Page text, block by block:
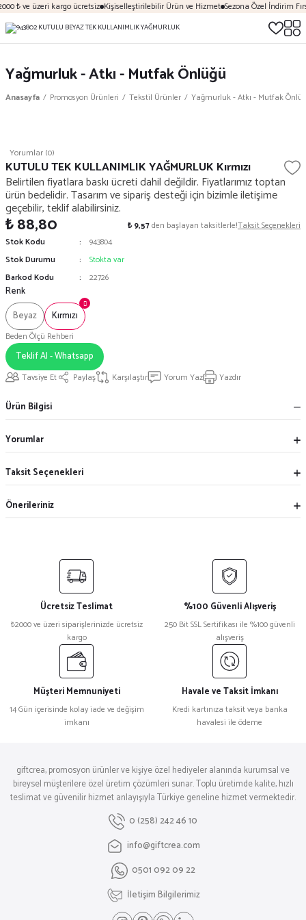
₺ ve üzeri kargo ücretsiz Kişiselleştirilebilir Ürün ve Hizmet Sezona Özel İndirim
Yağmurluk - Atkı - Mutfak Önlüğü
Anasayfa Promosyon Ürünleri Tekstil Ürünler Yağmurluk - Atkı - Mutfak
Yorumlar (0)
KUTULU TEK KULLANIMLIK YAĞMURLUK Kırmızı
Belirtilen fiyatlara baskı ücreti dahil değildir. Fiyatlarımız toptan
ürün bedelidir. Tasarım ve sipariş desteği için bizimle iletişime
geçebilir, teklif alabilirsiniz.
₺ 88,80 ₺ 9,57den başlayan taksitlerle!Taksit Seçenekleri
Stok Kodu
943804
Stok Durumu
Stokta var
Barkod Kodu
22726
Renk
Beyaz
Kırmızı
Beden Ölçü Rehberi
Teklif Al - Whatsapp
Tavsiye Et Paylaş Karşılaştır Yorum Yaz Yazdır
Ürün Bilgisi
Yorumlar
Taksit Seçenekleri
Önerileriniz
Ücretsiz Teslimat
₺2000 ve üzeri siparişlerinizde ücretsiz
kargo
%100 Güvenli Alışveriş
250 Bit SSL Sertifikası ile %100 güvenli
alışveriş
Müşteri Memnuniyeti
14 Gün içerisinde kolay iade ve değişim
imkanı
Havale ve Taksit İmkanı
Kredi kartınıza taksit veya banka
havalesi ile ödeme
giftcrea, promosyon ürünler ve kişiye özel hediyeler alanında kurumsal ve
bireysel müşterilere özel üretim çözümleri sunar. Toplu üretimde kalite, hızlı
teslimat ve güvenilir hizmet anlayışıyla Türkiye geneline hizmet vermektedir.
0 (258) 242 46 10
info@giftcrea.com
0501 092 09 22
İletişim Bilgilerimiz